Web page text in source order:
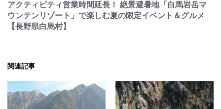
アクティビティ営業時間延長！ 絶景避暑地「白馬岩岳マ
ウンテンリゾート」で楽しむ夏の限定イベント＆グルメ
【長野県白馬村】
関連記事